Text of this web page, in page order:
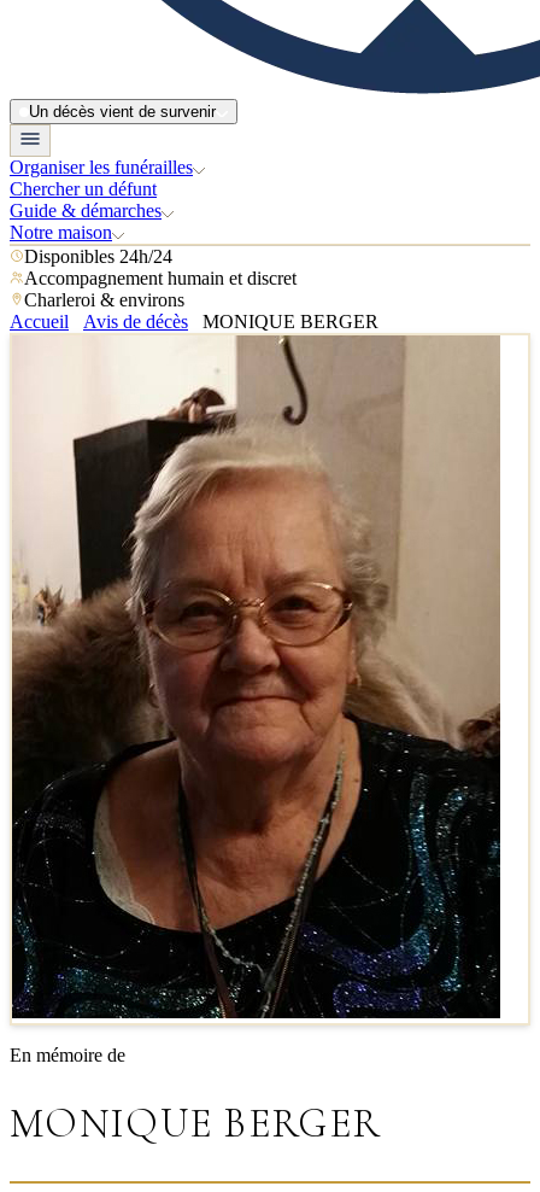
Un décès vient de survenir
Organiser les funérailles
Chercher un défunt
Guide & démarches
Notre maison
Disponibles 24h/24
Accompagnement humain et discret
Charleroi & environs
Accueil
Avis de décès MONIQUE BERGER
En mémoire de
MONIQUE BERGER